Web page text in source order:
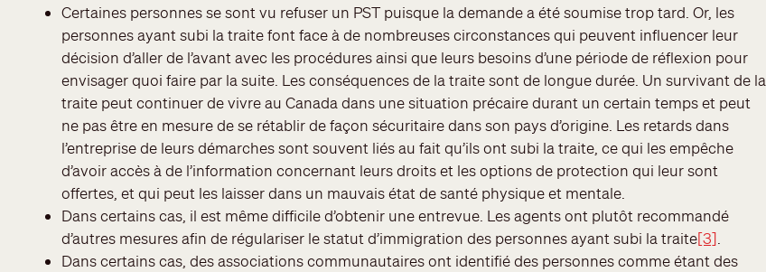
Certaines personnes se sont vu refuser un PST puisque la demande a été soumise trop tard. Or, les
personnes ayant subi la traite font face à de nombreuses circonstances qui peuvent influencer leur
décision d’aller de l’avant avec les procédures ainsi que leurs besoins d’une période de réflexion pour
envisager quoi faire par la suite. Les conséquences de la traite sont de longue durée. Un survivant de la
traite peut continuer de vivre au Canada dans une situation précaire durant un certain temps et peut
ne pas être en mesure de se rétablir de façon sécuritaire dans son pays d’origine. Les retards dans
l’entreprise de leurs démarches sont souvent liés au fait qu’ils ont subi la traite, ce qui les empêche
d’avoir accès à de l’information concernant leurs droits et les options de protection qui leur sont
offertes, et qui peut les laisser dans un mauvais état de santé physique et mentale.
Dans certains cas, il est même difficile d’obtenir une entrevue. Les agents ont plutôt recommandé
d’autres mesures afin de régulariser le statut d’immigration des personnes ayant subi la traite[3]
Dans certains cas, des associations communautaires ont identifié des personnes comme étant des